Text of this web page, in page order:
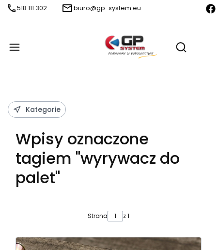
518 111 302 biuro@gp-system.eu
Otwórz
Kategorie
Wpisy oznaczone
tagiem "wyrywacz do
palet"
Strona z 1